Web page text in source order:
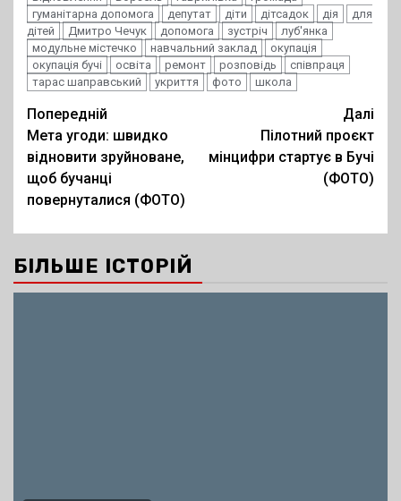
гуманітарна допомога
депутат діти дітсадок дія
для
дітей
Дмитро Чечук допомога зустріч
луб'янка
модульне містечко
навчальний заклад
окупація
окупація бучі
освіта ремонт розповідь
співпраця
тарас шаправський
укриття фото школа
Post
navigation
Попередній
Мета угоди: швидко
відновити зруйноване,
щоб бучанці
повернуталися (ФОТО)
Далі
Пілотний проєкт
мінцифри стартує в Бучі
(ФОТО)
БІЛЬШЕ ІСТОРІЙ